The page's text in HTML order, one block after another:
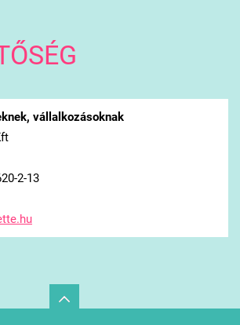
vállalkozásoknak
2-13
te.hu